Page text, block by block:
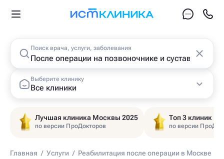
Поиск врача, услуги, заболевания
Выберите клинику
Все клиники
Лучшая клиника Москвы 2025
по версии ПроДокторов
Топ 3 клиник
по версии
Главная / Услуги / Реабилитация после операции в Москве